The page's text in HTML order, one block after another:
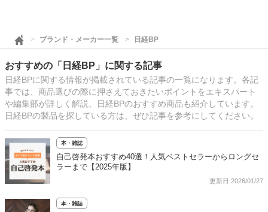
ブランド・メーカー一覧 日経BP
おすすめの「日経BP」に関する記事
日経BPに関する情報が掲載されている記事の一覧になります。各記
事では、商品選びの際に押さえておきたいポイントをエキスパート
や編集部が詳しく解説、日経BPのおすすめ商品も紹介しています。
日経BPの製品を探している方は、ぜひ記事を参考にしてください。
本・雑誌
自己啓発本おすすめ40選！人気ベストセラーからロングセ
ラーまで【2025年版】
更新日:2026/01/27
本・雑誌